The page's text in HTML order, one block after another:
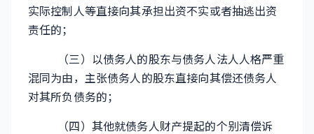
实际控制人等直接向其承担出资不实或者抽逃出资
责任的；
（三）以债务人的股东与债务人法人人格严重
混同为由，主张债务人的股东直接向其偿还债务人
对其所负债务的；
（四）其他就债务人财产提起的个别清偿诉